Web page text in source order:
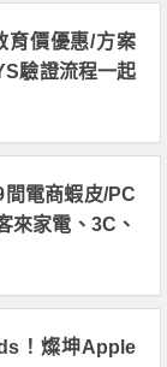
育價優惠/方案
驗證流程一起
間電商蝦皮/PC
來家電、3C、
看！
！燦坤Apple